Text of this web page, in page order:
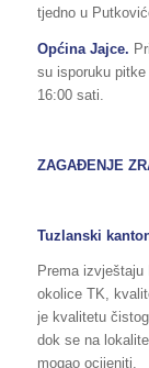
tjedno u
Općina Jajce.
su isporuku
16:00 sati.
ZAGAĐENJE
Tuzlanski
Prema
okolice TK,
je kvalitetu
dok se na
mogao ocijeniti.